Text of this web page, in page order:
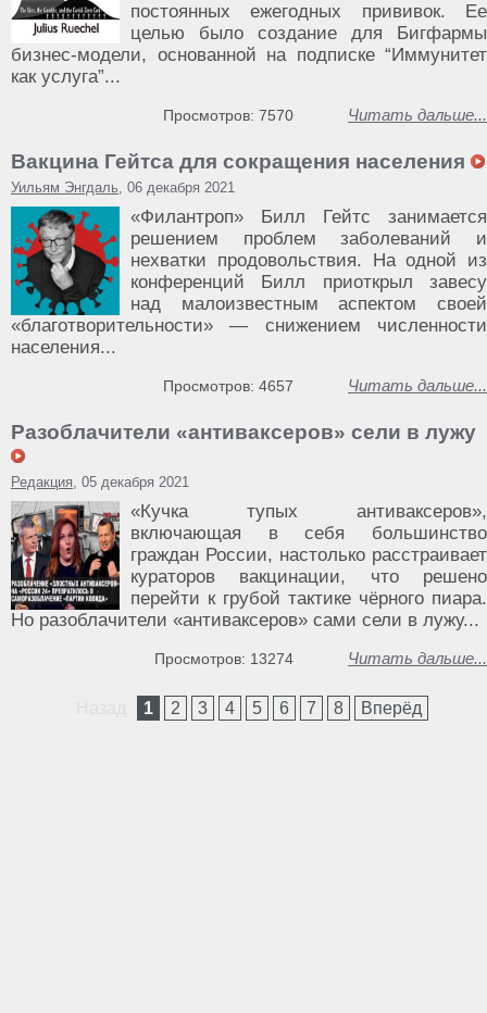
постоянных ежегодных прививок. Ее
целью было создание для Бигфармы
бизнес-модели, основанной на подписке “Иммунитет
как услуга”...
Читать дальше...
Просмотров: 7570
Вакцина Гейтса для сокращения населения
Уильям Энгдаль, 06 декабря 2021
«Филантроп» Билл Гейтс занимается
решением проблем заболеваний и
нехватки продовольствия. На одной из
конференций Билл приоткрыл завесу
над малоизвестным аспектом своей
«благотворительности» — снижением численности
населения...
Читать дальше...
Просмотров: 4657
Разоблачители «антиваксеров» сели в лужу
Редакция, 05 декабря 2021
«Кучка тупых антиваксеров»,
включающая в себя большинство
граждан России, настолько расстраивает
кураторов вакцинации, что решено
перейти к грубой тактике чёрного пиара.
Но разоблачители «антиваксеров» сами сели в лужу...
Читать дальше...
Просмотров: 13274
1 2 3 4 5 6 7 8 Вперёд